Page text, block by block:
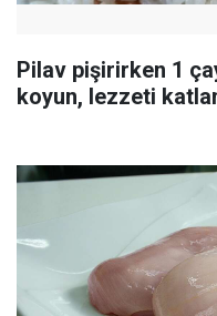
Pilav pişirirken 1
koyun, lezzeti